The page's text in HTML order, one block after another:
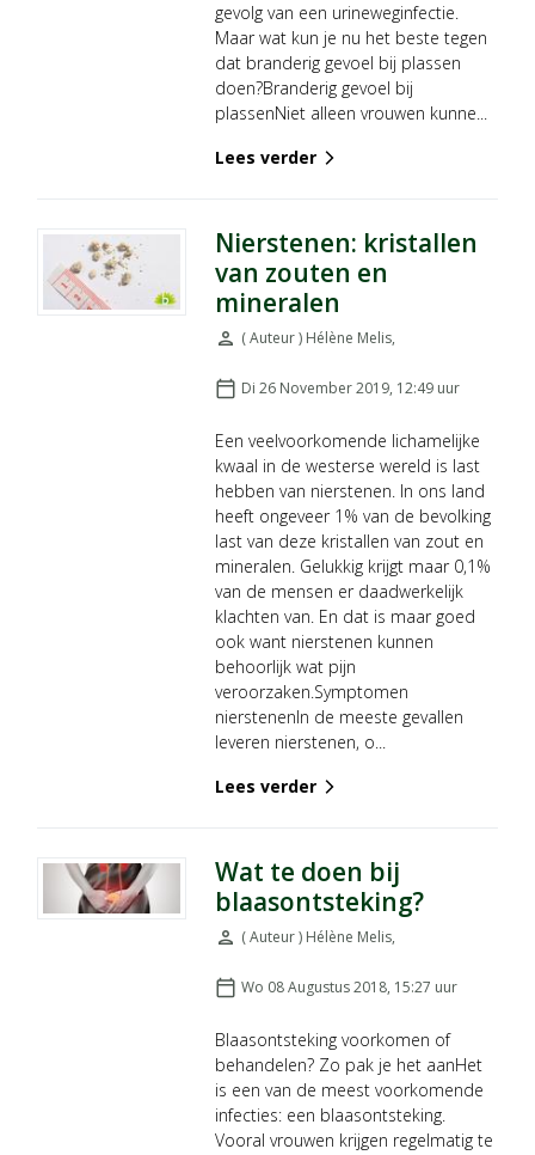
gevolg van een urineweginfectie.
Maar wat kun je nu het beste tegen
dat branderig gevoel bij plassen
doen?Branderig gevoel bij
plassenNiet alleen vrouwen kunne...
Lees verder arrow_forward_ios
Nierstenen: kristallen
van zouten en
mineralen
person
Door:( Auteur ) Hélène Melis,
calendar_today
Geplaatst op:
Di 26 November 2019, 12:49 uur
Een veelvoorkomende lichamelijke
kwaal in de westerse wereld is last
hebben van nierstenen. In ons land
heeft ongeveer 1% van de bevolking
last van deze kristallen van zout en
mineralen. Gelukkig krijgt maar 0,1%
van de mensen er daadwerkelijk
klachten van. En dat is maar goed
ook want nierstenen kunnen
behoorlijk wat pijn
veroorzaken.Symptomen
nierstenenIn de meeste gevallen
leveren nierstenen, o...
Lees verder arrow_forward_ios
Wat te doen bij
blaasontsteking?
person
Door:( Auteur ) Hélène Melis,
calendar_today
Geplaatst op:
Wo 08 Augustus 2018, 15:27 uur
Blaasontsteking voorkomen of
behandelen? Zo pak je het aanHet
is een van de meest voorkomende
infecties: een blaasontsteking.
Vooral vrouwen krijgen regelmatig te